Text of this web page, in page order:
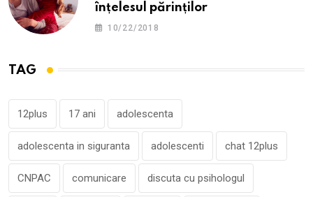
înțelesul părinților
10/22/2018
TAG
12plus 17 ani adolescenta
adolescenta in siguranta adolescenti chat 12plus
CNPAC comunicare discuta cu psihologul